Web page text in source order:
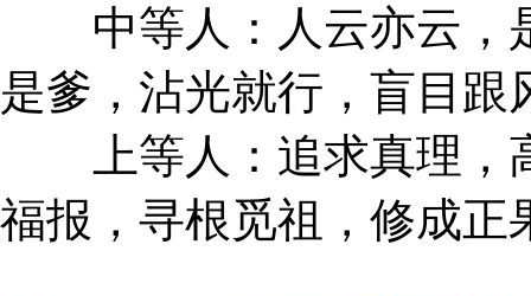
中等人：人云亦云，
是爹，沾光就行，盲目
上等人：追求真理，
福报，寻根觅祖，修成正